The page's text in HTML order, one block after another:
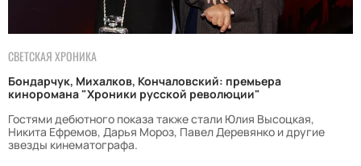
СВЕТСКАЯ ХРОНИКА
Бондарчук, Михалков, Кончаловский: премьера
киноромана "Хроники русской революции"
Гостями дебютного показа также стали Юлия Высоцкая,
Никита Ефремов, Дарья Мороз, Павел Деревянко и другие
звезды кинематографа.